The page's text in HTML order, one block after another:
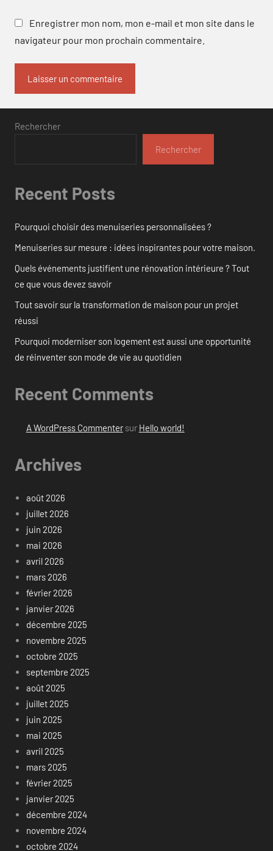
Enregistrer mon nom, mon e-mail et mon site dans le
navigateur pour mon prochain commentaire.
Rechercher
Rechercher
Recent Posts
Pourquoi choisir des menuiseries personnalisées ?
Menuiseries sur mesure : idées inspirantes pour votre maison.
Quels événements justifient une rénovation intérieure ? Tout
ce que vous devez savoir
Tout savoir sur la transformation de maison pour un projet
réussi
Pourquoi moderniser son logement est aussi une opportunité
de réinventer son mode de vie au quotidien
Recent Comments
A WordPress Commentersur Hello world!
Archives
août 2026
juillet 2026
juin 2026
mai 2026
avril 2026
mars 2026
février 2026
janvier 2026
décembre 2025
novembre 2025
octobre 2025
septembre 2025
août 2025
juillet 2025
juin 2025
mai 2025
avril 2025
mars 2025
février 2025
janvier 2025
décembre 2024
novembre 2024
octobre 2024